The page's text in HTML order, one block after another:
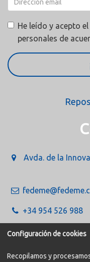
He leído y acepto
personales de
Avda. de la
+34 954 526 988
Configuración de cookies
Recopilamos y